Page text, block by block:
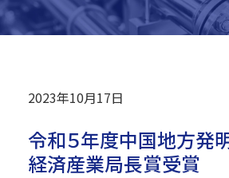
2023年10月17日
令和５年度中国地方
経済産業局長賞受賞